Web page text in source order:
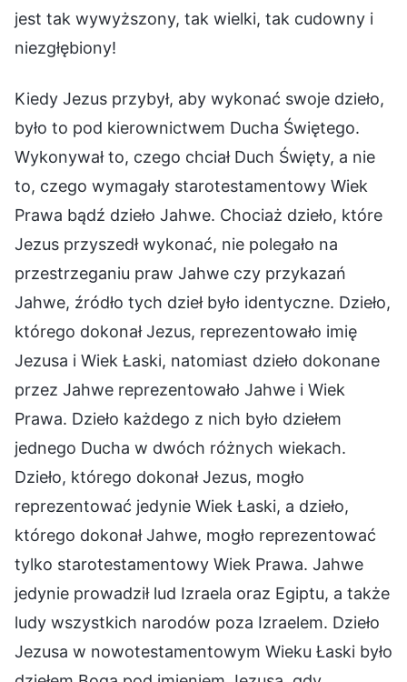
jest tak wywyższony, tak wielki, tak cudowny i
niezgłębiony!
Kiedy Jezus przybył, aby wykonać swoje dzieło,
było to pod kierownictwem Ducha Świętego.
Wykonywał to, czego chciał Duch Święty, a nie
to, czego wymagały starotestamentowy Wiek
Prawa bądź dzieło Jahwe. Chociaż dzieło, które
Jezus przyszedł wykonać, nie polegało na
przestrzeganiu praw Jahwe czy przykazań
Jahwe, źródło tych dzieł było identyczne. Dzieło,
którego dokonał Jezus, reprezentowało imię
Jezusa i Wiek Łaski, natomiast dzieło dokonane
przez Jahwe reprezentowało Jahwe i Wiek
Prawa. Dzieło każdego z nich było dziełem
jednego Ducha w dwóch różnych wiekach.
Dzieło, którego dokonał Jezus, mogło
reprezentować jedynie Wiek Łaski, a dzieło,
którego dokonał Jahwe, mogło reprezentować
tylko starotestamentowy Wiek Prawa. Jahwe
jedynie prowadził lud Izraela oraz Egiptu, a także
ludy wszystkich narodów poza Izraelem. Dzieło
Jezusa w nowotestamentowym Wieku Łaski było